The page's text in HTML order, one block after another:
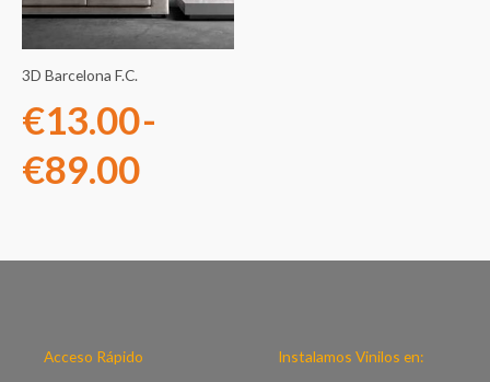
3D Barcelona F.C.
€13.00-
€89.00
€13.00
hasta
€89.00
Acceso Rápido Instalamos Vinilos en: